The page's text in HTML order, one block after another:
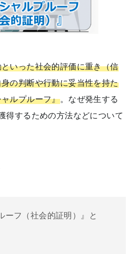
いった社会的評価に重き（信
の判断や行動に妥当性を持た
ルプルーフ』。なぜ発生する
得するための方法などについて
フ（社会的証明）』と